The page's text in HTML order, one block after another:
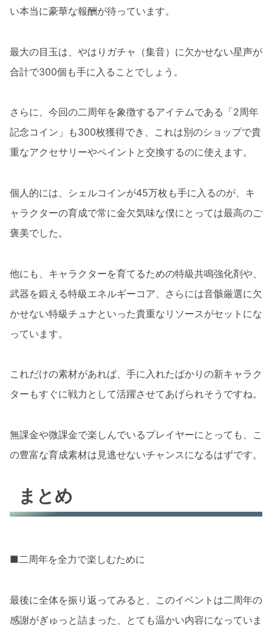
い本当に豪華な報酬が待っています。
最大の目玉は、やはりガチャ（集音）に欠かせない星声が
合計で300個も手に入ることでしょう。
さらに、今回の二周年を象徴するアイテムである「2周年
記念コイン」も300枚獲得でき、これは別のショップで貴
重なアクセサリーやペイントと交換するのに使えます。
個人的には、シェルコインが45万枚も手に入るのが、キ
ャラクターの育成で常に金欠気味な僕にとっては最高のご
褒美でした。
他にも、キャラクターを育てるための特級共鳴強化剤や、
武器を鍛える特級エネルギーコア、さらには音骸厳選に欠
かせない特級チュナといった貴重なリソースがセットにな
っています。
これだけの素材があれば、手に入れたばかりの新キャラク
ターもすぐに戦力として活躍させてあげられそうですね。
無課金や微課金で楽しんでいるプレイヤーにとっても、こ
の豊富な育成素材は見逃せないチャンスになるはずです。
まとめ
■二周年を全力で楽しむために
最後に全体を振り返ってみると、このイベントは二周年の
感謝がぎゅっと詰まった、とても温かい内容になっていま